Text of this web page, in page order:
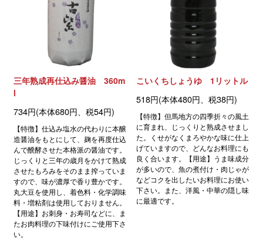
三年熟成再仕込み醤油 360m
l
734円(本体680円、税54円)
【特徴】仕込み塩水の代わりに本醸
造醤油をもとにして、麹を再度仕込
んで醗酵させた本格派の醤油です。
じっくりと三年の歳月をかけて熟成
させたもろみをそのまま搾っていま
すので、味が濃厚で香り豊かです。
丸大豆を使用し、着色料・化学調味
料・増粘剤は使用しておりません。
【用途】お刺身・お寿司などに、ま
たお肉料理の下味付けにご使用下さ
い。
こいくちしょうゆ 1リットル
518円(本体480円、税38円)
【特徴】但馬地方の四季折々の風土
に育まれ、じっくりと熟成させまし
た。くせがなくまろやかな味に仕上
げていますので、どんなお料理にも
良く合います。【用途】うま味成分
が多いので、魚の煮付け・肉じゃが
などコクを出したいお料理にお使い
下さい。また、洋風・中華の隠し味
に最適です。